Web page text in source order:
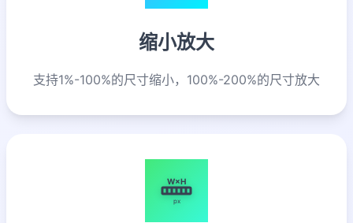
缩小放大
支持1%-100%的尺寸缩小，100%-200%的尺寸放大
W×H
px